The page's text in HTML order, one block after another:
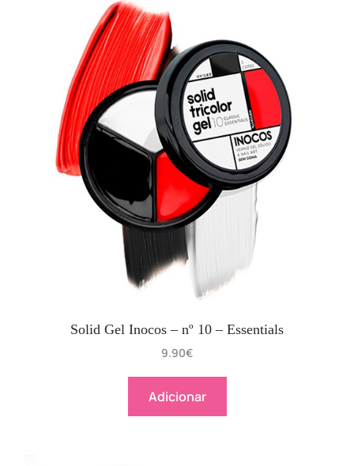
Solid Gel Inocos – nº 10 – Essentials
9.90€
Adicionar